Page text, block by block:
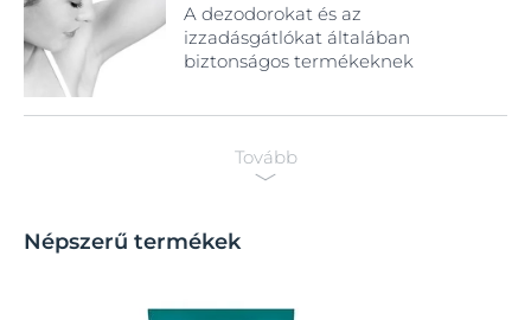
A dezodorokat és az
izzadásgátlókat általában
biztonságos termékeknek
reakciók dezodorokra és
izzadásgátlókra.
Tovább
Népszerű termékek